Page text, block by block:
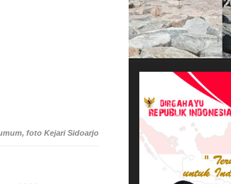
foto Kejari Sidoarjo